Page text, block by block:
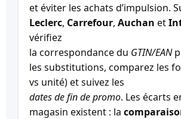
et éviter les achats d’impulsion.
Leclerc, Carrefour, Auchan et
vérifiez
la correspondance du GTIN/EAN
les substitutions, comparez les
vs unité) et suivez les
dates de fin de promo. Les écarts
magasin existent : la